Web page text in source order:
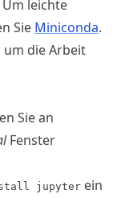
leichte
Sie Miniconda.
die Arbeit
Sie an
Fenster
jupyter ein